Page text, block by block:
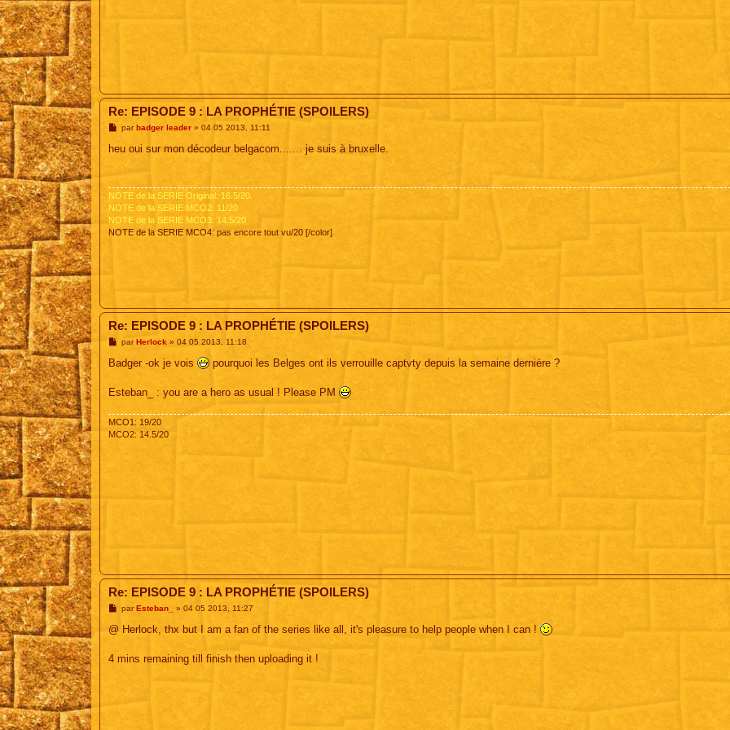
Re: EPISODE 9 : LA PROPHÉTIE (SPOILERS)
M
s
parbadger leader» 04 05 2013, 11:11
heu oui sur mon décodeur belgacom....... je suis à bruxelle.
NOTE de la SERIE Original: 16.5/20.
NOTE de la SERIE MCO2: 11/20
NOTE de la SERIE MCO3: 14.5/20
NOTE de la SERIE MCO4: pas encore tout vu/20 [/color]
Re: EPISODE 9 : LA PROPHÉTIE (SPOILERS)
M
s
g
par Herlock » 04 05 2013, 11:18
Badger -ok je vois pourquoi les Belges ont ils verrouille captvty depuis la semaine dernière ?
Esteban_ : you are a hero as usual ! Please PM
MCO1: 19/20
MCO2: 14.5/20
Re: EPISODE 9 : LA PROPHÉTIE (SPOILERS)
M
s
g
parEsteban_ » 04 05 2013, 11:27
@ Herlock, thx but I am a fan of the series like all, it's pleasure to help people when I can !
4 mins remaining till finish then uploading it !